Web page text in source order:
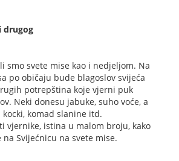
drugog
smo svete mise kao i nedjeljom. Na
po običaju bude blagoslov svijeća
potrepština koje vjerni puk
Neki donesu jabuke, suho voće, a
komad slanine itd.
vjernike, istina u malom broju, kako
na Svijećnicu na svete mise.